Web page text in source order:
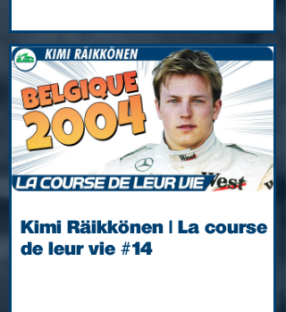
Kimi Räikkönen | La course
de leur vie #14